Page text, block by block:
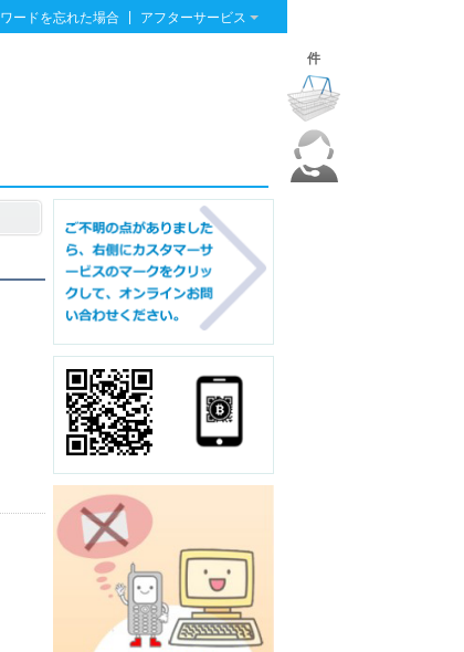
ードを忘れた場合 アフターサービス
件